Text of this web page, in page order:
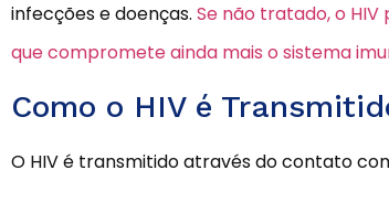
infecções e doenças. Se não tratado, o
que compromete ainda mais o sistema
Como o HIV é
O HIV é transmitido através do contato